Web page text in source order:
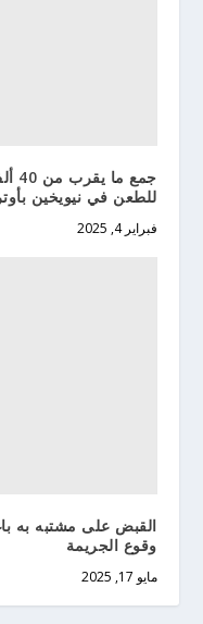
للطعن في نيويخين
فبراير 4, 2025
وقوع الجريمة
مايو 17, 2025